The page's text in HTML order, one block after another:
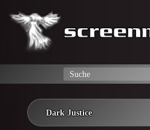
Dark Justice